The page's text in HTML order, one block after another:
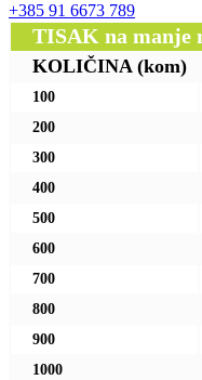
+385 91 6673 789
TISAK na manje
KOLIČINA (kom)
100
200
300
400
500
600
700
800
900
1000